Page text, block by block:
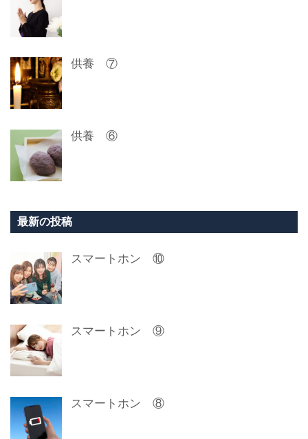
供養 ⑦
供養 ⑥
最新の投稿
スマートホン ⑩
スマートホン ⑨
スマートホン ⑧